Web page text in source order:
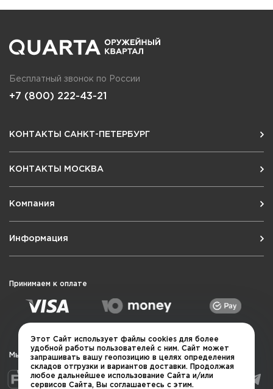
Бесплатный звонок по России
+7 (800) 222-43-21
КОНТАКТЫ САНКТ-ПЕТЕРБУРГ
КОНТАКТЫ МОСКВА
Компания
Информация
Принимаем к оплате
Мы в социальных сетях
Этот Сайт использует файлы cookies для более
удобной работы пользователей с ним. Сайт может
запрашивать вашу геопозицию в целях определения
складов отгрузки и вариантов доставки. Продолжая
любое дальнейшее использование Сайта и/или
сервисов Сайта, Вы соглашаетесь с этим.